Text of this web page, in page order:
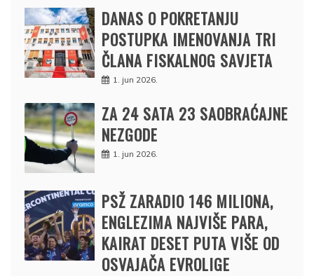
DANAS O POKRETANJU
POSTUPKA IMENOVANJA TRI
ČLANA FISKALNOG SAVJETA
1. jun 2026.
ZA 24 SATA 23 SAOBRAĆAJNE
NEZGODE
1. jun 2026.
PSŽ ZARADIO 146 MILIONA,
ENGLEZIMA NAJVIŠE PARA,
KAIRAT DESET PUTA VIŠE OD
OSVAJAČA EVROLIGE